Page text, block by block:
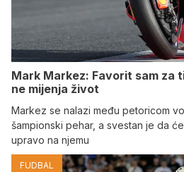
Mark Markez: Favorit sam za
ne mijenja život
Markez se nalazi među petoricom
šampionski pehar, a svestan je da
upravo na njemu
FUDBAL